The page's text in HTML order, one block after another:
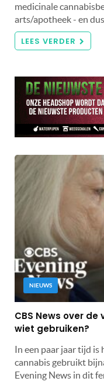
medicinale
arts/apotheek - en
LEES VERDER
NIEUWS
CBS News over
wiet gebruiken?
In een paar jaar tijd
cannabis gebruikt
Evening News in dit